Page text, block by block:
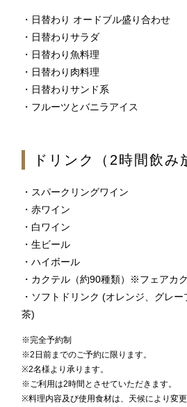
・日替わり オードブル盛り合わせ
・日替わりサラダ
・日替わり魚料理
・日替わり肉料理
・日替わりサンド系
・フルーツとバニラアイス
ドリンク（2時間飲み
・スパークリングワイン
・赤ワイン
・白ワイン
・生ビール
・ハイボール
・カクテル（約90種類）※フェアカ
・ソフトドリンク (オレンジ、グレ
茶)
※完全予約制
※2日前までのご予約に限ります。
※2名様より承ります。
※ご利用は2時間とさせていただきます。
※料理内容及び使用食材は、天候により変更
TEL 092-482-
TEL 092-482-